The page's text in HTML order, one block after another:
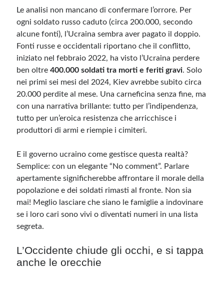
Le analisi non mancano di confermare l’orrore. Per
ogni soldato russo caduto (circa 200.000, secondo
alcune fonti), l’Ucraina sembra aver pagato il doppio.
Fonti russe e occidentali riportano che il conflitto,
iniziato nel febbraio 2022, ha visto l’Ucraina perdere
ben oltre400.000 soldati tra morti e feriti gravi. Solo
nei primi sei mesi del 2024, Kiev avrebbe subito circa
20.000 perdite al mese. Una carneficina senza fine, ma
con una narrativa brillante: tutto per l’indipendenza,
tutto per un’eroica resistenza che arricchisce i
produttori di armi e riempie i cimiteri.
E il governo ucraino come gestisce questa realtà?
Semplice: con un elegante “No comment”. Parlare
apertamente significherebbe affrontare il morale della
popolazione e dei soldati rimasti al fronte. Non sia
mai! Meglio lasciare che siano le famiglie a indovinare
se i loro cari sono vivi o diventati numeri in una lista
segreta.
L’Occidente chiude gli occhi, e si tappa
anche le orecchie